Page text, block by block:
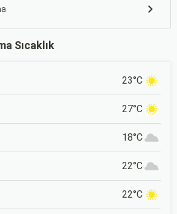
Sıcaklık
23°C
27°C
18°C
22°C
22°C